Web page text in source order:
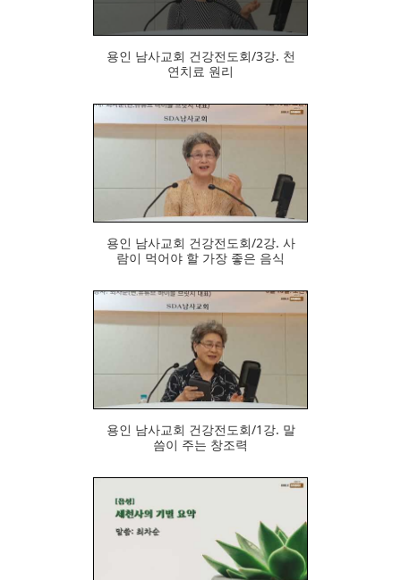
용인 남사교회 건강전도회/3강. 천
연치료 원리
용인 남사교회 건강전도회/2강. 사
람이 먹어야 할 가장 좋은 음식
용인 남사교회 건강전도회/1강. 말
씀이 주는 창조력